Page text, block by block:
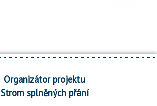
Organizátor projektu
Strom splněných přání